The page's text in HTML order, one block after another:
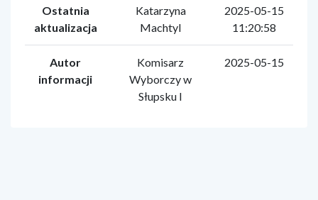
Ostatnia
aktualizacja
Katarzyna
Machtyl
2025-05-15
11:20:58
Autor
informacji
Komisarz
Wyborczy w
Słupsku I
2025-05-15